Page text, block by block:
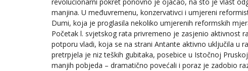
revolucionarni pokret ponovno je ojačao, na što je vlast
manjina. U međuvremenu, konzervativci i umjereni
Dumi, koja je proglasila nekoliko umjerenih reformskih
Početak l. svjetskog rata privremeno je zasjenio aktivnost
potporu vladi, koja se na strani Antante aktivno uključila u
pretrpjela je niz teških gubitaka, posebice u Istočnoj
manjih pobjeda – dramatično povećali i poraz je zadobio